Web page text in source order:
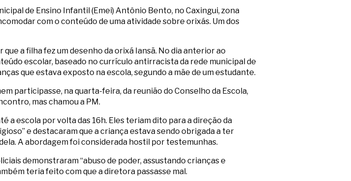
de Ensino Infantil (Emei) Antônio Bento, no Caxingui, zona
com o conteúdo de uma atividade sobre orixás. Um dos
a filha fez um desenho da orixá Iansã. No dia anterior ao
escolar, baseado no currículo antirracista da rede municipal de
que estava exposto na escola, segundo a mãe de um estudante.
participasse, na quarta-feira, da reunião do Conselho da Escola,
mas chamou a PM.
a escola por volta das 16h. Eles teriam dito para a direção da
e destacaram que a criança estava sendo obrigada a ter
A abordagem foi considerada hostil por testemunhas.
demonstraram “abuso de poder, assustando crianças e
teria feito com que a diretora passasse mal.